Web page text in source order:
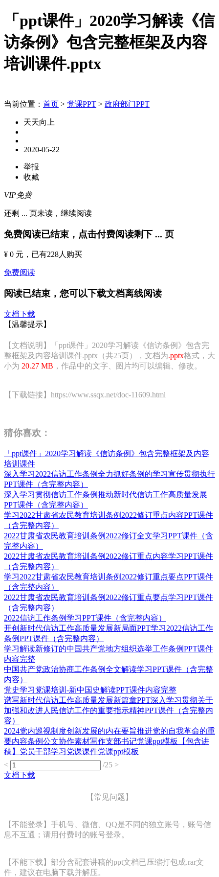
「ppt课件」2020学习解读《信
访条例》包含完整框架及内容
培训课件.pptx
当前位置： 首页 > 党课PPT > 政府部门PPT
天天向上
2020-05-22
举报
收藏
VIP免费
还剩 ... 页未读， 继续阅读
免费阅读已结束，点击付费阅读剩下 ... 页
¥ 0 元 ，已有228人购买
免费阅读
阅读已结束，您可以下载文档离线阅读
文档下载
【温馨提示】
【文档说明】「ppt课件」2020学习解读《信访条例》包含完
整框架及内容培训课件.pptx（共25页），文档为.pptx格式，大
小为 20.27 MB ，作品中的文字、图片均可以编辑、修改。
【下载链接】https://www.ssqx.net/doc-11609.html
猜你喜欢：
「ppt课件」2020学习解读《信访条例》包含完整框架及内容
培训课件
深入学习2022信访工作条例全力抓好条例的学习宣传贯彻执行
PPT课件（含完整内容）
深入学习贯彻信访工作条例推动新时代信访工作高质量发展
PPT课件（含完整内容）
学习2022甘肃省农民教育培训条例2022修订重点内容PPT课件
（含完整内容）
2022甘肃省农民教育培训条例2022修订全文学习PPT课件（含
完整内容）
2022甘肃省农民教育培训条例2022修订重点内容学习PPT课件
（含完整内容）
学习2022甘肃省农民教育培训条例2022修订重点要点PPT课件
（含完整内容）
2022甘肃省农民教育培训条例2022修订重点要点学习PPT课件
（含完整内容）
2022信访工作条例学习PPT课件（含完整内容）
开创新时代信访工作高质量发展新局面PPT学习2022信访工作
条例PPT课件（含完整内容）
学习解读新修订的中国共产党地方组织选举工作条例PPT课件
内容完整
中国共产党政治协商工作条例全文解读学习PPT课件（含完整
内容）
党史学习党课培训-新中国史解读PPT课件内容完整
谱写新时代信访工作高质量发展新篇章PPT深入学习贯彻关于
加强和改进人民信访工作的重要指示精神PPT课件（含完整内
容）
2024党内巡视制度创新发展的内在要旨推进党的自我革命的重
要内容条例公文协作素材写作支部书记党课ppt模板【包含讲
稿】党员干部学习党课课件党课ppt模板
<
/25 >
文档下载
【常见问题】
【不能登录】手机号、微信、QQ是不同的独立账号，账号信
息不互通；请用付费时的账号登录。
【不能下载】部分含配套讲稿的ppt文档已压缩打包成.rar文
件，建议在电脑下载并解压。